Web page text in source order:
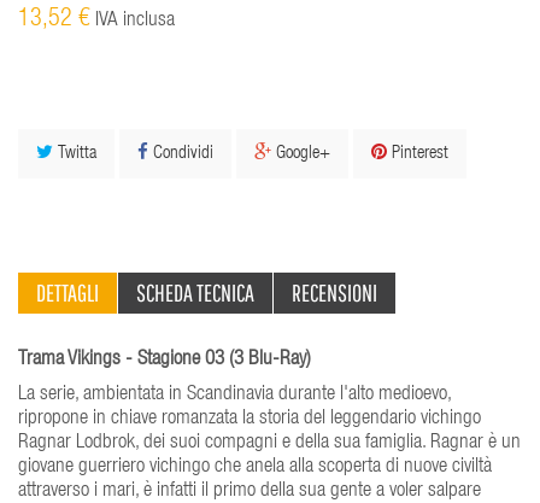
13,52 € IVA inclusa
Twitta Condividi Google+ Pinterest
DETTAGLI SCHEDA TECNICA RECENSIONI
Trama Vikings - Stagione 03 (3 Blu-Ray)
La serie, ambientata in Scandinavia durante l'alto medioevo,
ripropone in chiave romanzata la storia del leggendario vichingo
Ragnar Lodbrok, dei suoi compagni e della sua famiglia. Ragnar è un
giovane guerriero vichingo che anela alla scoperta di nuove civiltà
attraverso i mari, è infatti il primo della sua gente a voler salpare